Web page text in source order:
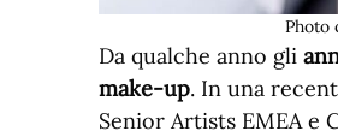
Photo
Da qualche anno gli
make-up. In una
Senior Artists EMEA e